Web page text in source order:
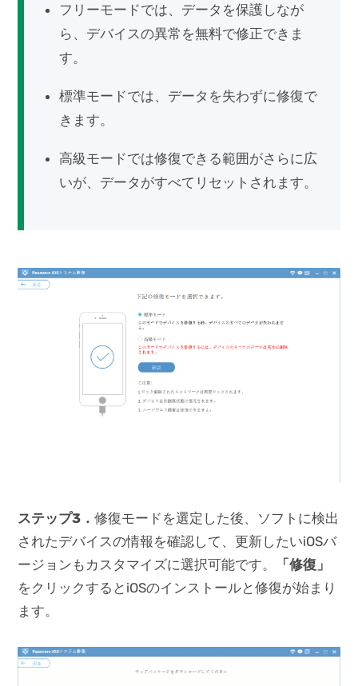
フリーモードでは、データを保護しなが
ら、デバイスの異常を無料で修正できま
す。
標準モードでは、データを失わずに修復で
きます。
高級モードでは修復できる範囲がさらに広
いが、データがすべてリセットされます。
ステップ3．修復モードを選定した後、ソフトに検出
されたデバイスの情報を確認して、更新したいiOSバ
ージョンもカスタマイズに選択可能です。
「修復」
をクリックするとiOSのインストールと修復が始まり
ます。